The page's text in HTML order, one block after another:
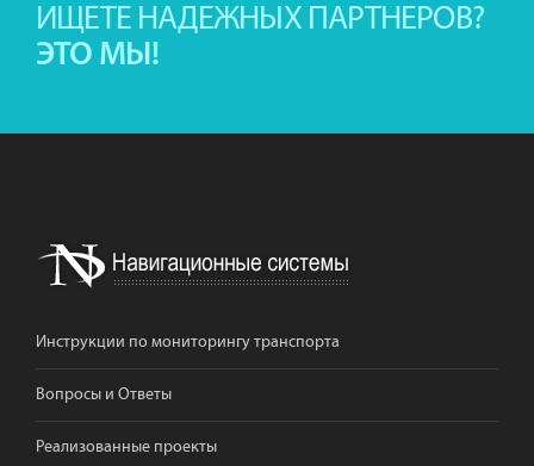
ИЩЕТЕ НАДЕЖНЫХ ПАРТНЕРОВ?
ЭТО МЫ!
Инструкции по мониторингу транспорта
Вопросы и Ответы
Реализованные проекты